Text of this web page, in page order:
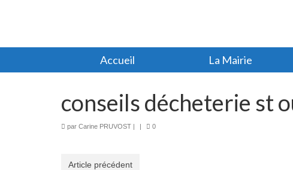
Accueil La Mairie
conseils décheterie st
par Carine PRUVOST | | 0
Article précédent